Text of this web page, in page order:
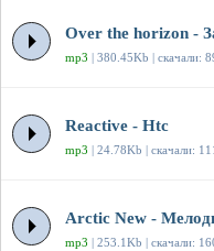
Over the horizon -
mp3 | 380.45Kb | скачали:
Reactive - Htc
mp3 | 24.78Kb | скачали:
Arctic New -
mp3 | 253.1Kb | скачали: